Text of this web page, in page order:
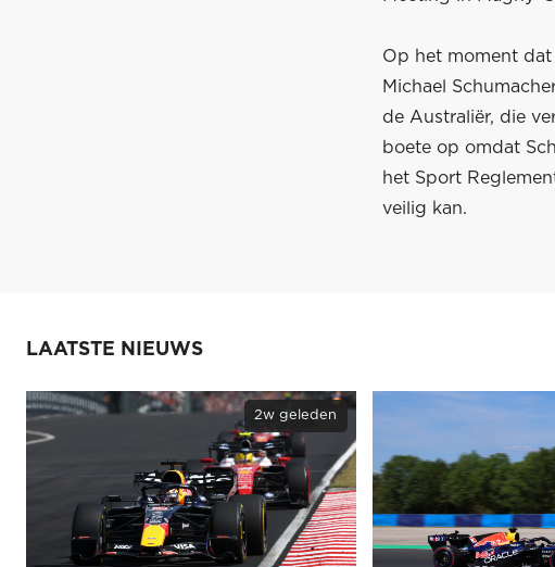
Op het moment
Michael
de Australiër, die
boete op omdat
het Sport
veilig kan.
LAATSTE NIEUWS
2w geleden